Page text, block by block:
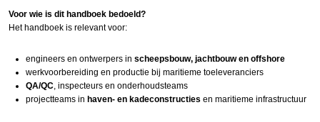
Voor wie is dit handboek bedoeld?
Het handboek is relevant voor:
engineers en ontwerpers in scheepsbouw, jachtbouw en offshore
werkvoorbereiding en productie bij maritieme toeleveranciers
QA/QC, inspecteurs en onderhoudsteams
projectteams in haven- en kadeconstructies en maritieme infrastructuur